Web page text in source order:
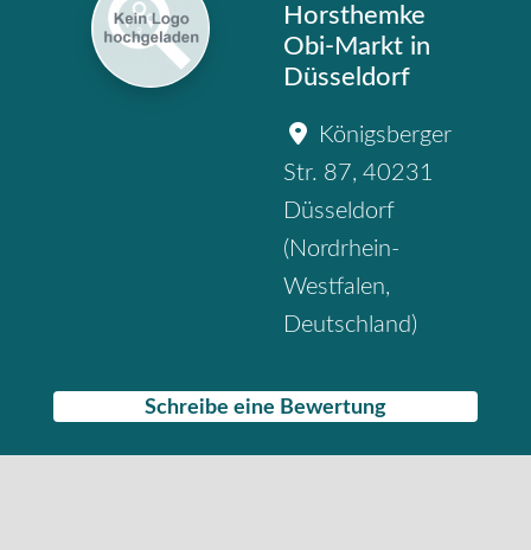
Horsthemke
Obi-Markt in
Düsseldorf
Königsberger
Str. 87, 40231
Düsseldorf
( Nordrhein-
Westfalen,
Deutschland)
Schreibe eine Bewertung